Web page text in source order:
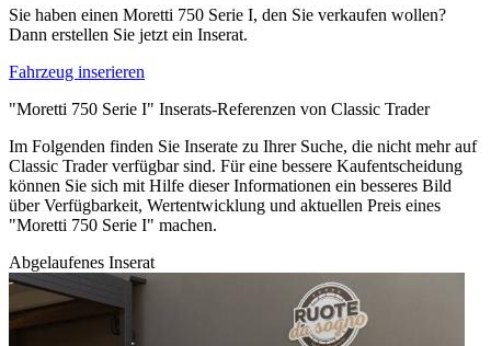
Sie haben einen Moretti 750 Serie I, den Sie verkaufen wollen?
Dann erstellen Sie jetzt ein Inserat.
Fahrzeug inserieren
"Moretti 750 Serie I" Inserats-Referenzen von Classic Trader
Im Folgenden finden Sie Inserate zu Ihrer Suche, die nicht mehr auf
Classic Trader verfügbar sind. Für eine bessere Kaufentscheidung
können Sie sich mit Hilfe dieser Informationen ein besseres Bild
über Verfügbarkeit, Wertentwicklung und aktuellen Preis eines
"Moretti 750 Serie I" machen.
Abgelaufenes Inserat